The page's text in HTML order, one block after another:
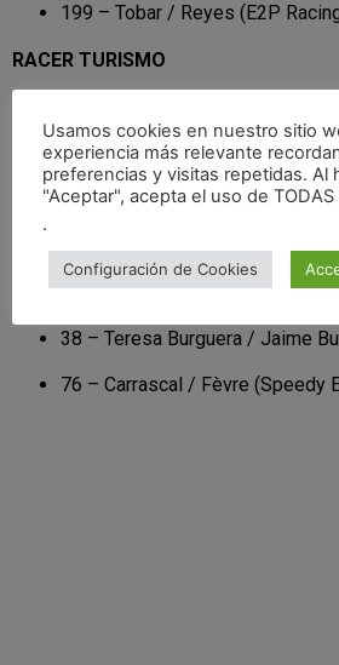
199 – Tobar / Reyes (E2P
RACER TURISMO
17 – Paloma Escobar / Cata
27 – González-Anleo / Catalán
34 – Maurice / Pozzuto (Garaje
37 – Serna / Rodríguez (Speedy
38 – Teresa Burguera / Jaime
76 – Carrascal / Fèvre (Speedy
Usamos cookies en nuestro sitio
experiencia más relevante
preferencias y visitas repetidas. Al
"Aceptar", acepta el uso de
.
Configuración de Cookies